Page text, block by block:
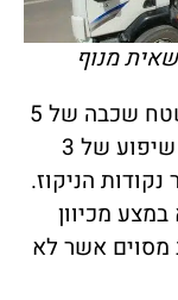
מנוף
– מפזרים לאורך המשטח שכבה של 5
ס"מ חצץ שומשום (חצץ דק). יוצרים שיפוע של 3
הניקוז.
מכיוון
מסוים אשר לא